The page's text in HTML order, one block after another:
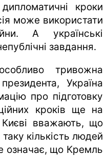
кроки
може використати
А українські
завдання.
тривожна
Україна
про підготовку
кроків ще на
вважають, що
кількість людей
означає, що Кремль